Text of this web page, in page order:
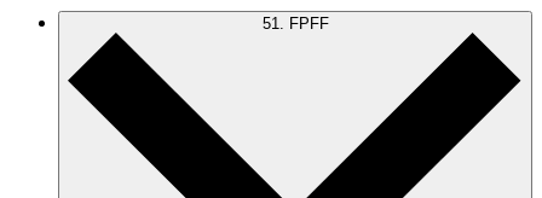
51. FPFF